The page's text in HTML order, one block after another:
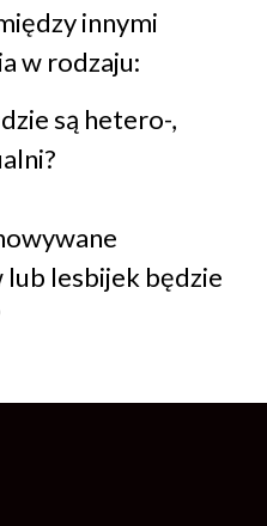
innymi
w rodzaju:
są hetero-,
lub lesbijek będzie